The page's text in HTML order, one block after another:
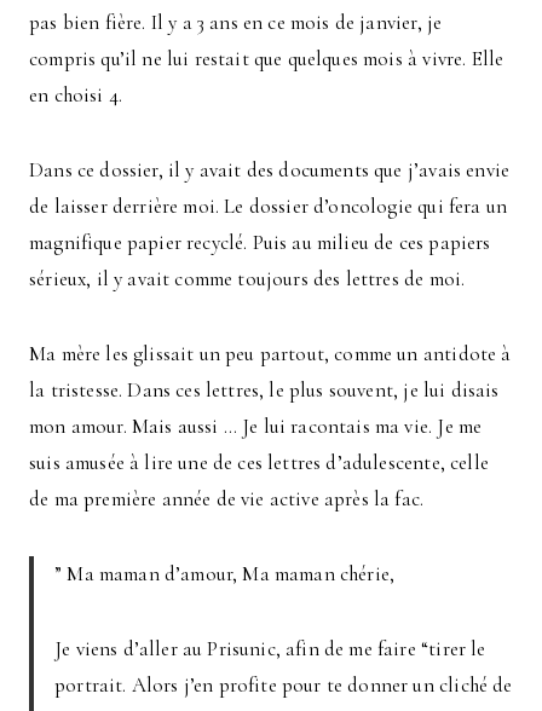
pas bien fière. Il y a 3 ans en ce mois de janvier, je
compris qu’il ne lui restait que quelques mois à vivre. Elle
en choisi 4.
Dans ce dossier, il y avait des documents que j’avais envie
de laisser derrière moi. Le dossier d’oncologie qui fera un
magnifique papier recyclé. Puis au milieu de ces papiers
sérieux, il y avait comme toujours des lettres de moi.
Ma mère les glissait un peu partout, comme un antidote à
la tristesse. Dans ces lettres, le plus souvent, je lui disais
mon amour. Mais aussi … Je lui racontais ma vie. Je me
suis amusée à lire une de ces lettres d’adulescente, celle
de ma première année de vie active après la fac.
” Ma maman d’amour, Ma maman chérie,
Je viens d’aller au Prisunic, afin de me faire “tirer le
portrait. Alors j’en profite pour te donner un cliché de